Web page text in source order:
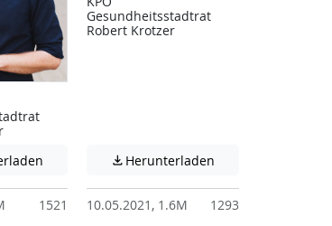
barrierefreie Inhalte!
enthält unter Umständen nicht barrierefreie Inhalte!
Achtung: Diese Datei enthält unter
1521
Gesundheitsstadtrat
Robert Krotzer
 Herunterladen
10.05.2021, 1.6M 1293